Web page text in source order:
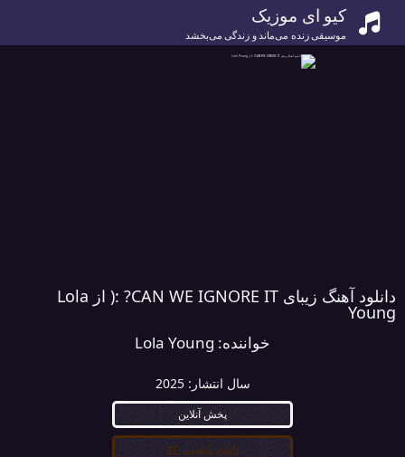
کیو ای موزیک
موسیقی زنده می‌ماند و زندگی می‌بخشد
دانلود آهنگ زیبای CAN WE IGNORE IT? :( از Lola
Young
خواننده: Lola Young
سال انتشار:2025
پخش آنلاین
دانلود کیفیت ۳۲۰